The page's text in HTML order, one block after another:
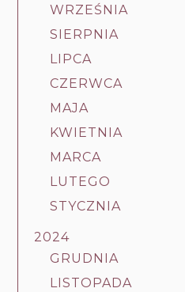
WRZEŚNIA
SIERPNIA
LIPCA
CZERWCA
MAJA
KWIETNIA
MARCA
LUTEGO
STYCZNIA
2024
GRUDNIA
LISTOPADA